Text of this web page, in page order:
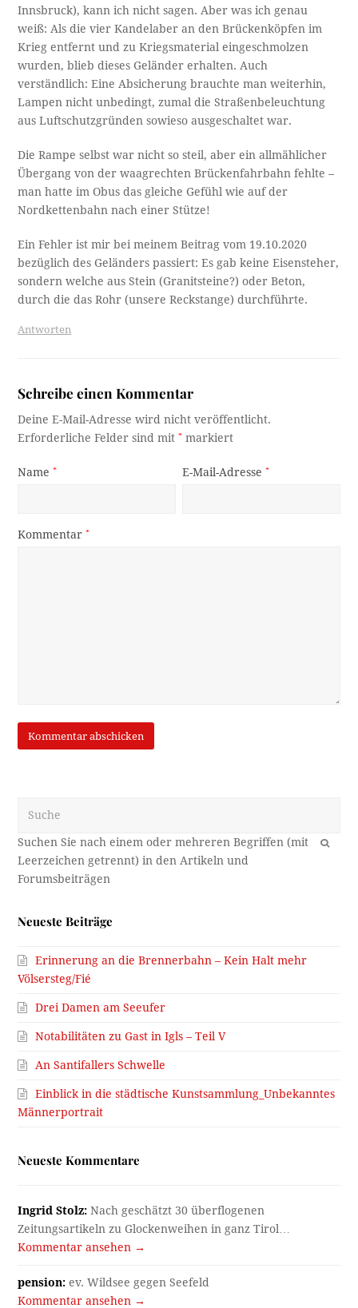
Innsbruck), kann ich nicht sagen. Aber was ich genau
weiß: Als die vier Kandelaber an den Brückenköpfen im
Krieg entfernt und zu Kriegsmaterial eingeschmolzen
wurden, blieb dieses Geländer erhalten. Auch
verständlich: Eine Absicherung brauchte man weiterhin,
Lampen nicht unbedingt, zumal die Straßenbeleuchtung
aus Luftschutzgründen sowieso ausgeschaltet war.
Die Rampe selbst war nicht so steil, aber ein allmählicher
Übergang von der waagrechten Brückenfahrbahn fehlte –
man hatte im Obus das gleiche Gefühl wie auf der
Nordkettenbahn nach einer Stütze!
Ein Fehler ist mir bei meinem Beitrag vom 19.10.2020
bezüglich des Geländers passiert: Es gab keine Eisensteher,
sondern welche aus Stein (Granitsteine?) oder Beton,
durch die das Rohr (unsere Reckstange) durchführte.
Antworten
Schreibe einen Kommentar
Deine E-Mail-Adresse wird nicht veröffentlicht.
Erforderliche Felder sind mit* markiert
Name* E-Mail-Adresse*
Kommentar*
OK
Neueste Beiträge
Erinnerung an die Brennerbahn – Kein Halt mehr
Völsersteg/Fié
Drei Damen am Seeufer
Notabilitäten zu Gast in Igls – Teil V
An Santifallers Schwelle
Einblick in die städtische Kunstsammlung_Unbekanntes
Männerportrait
Neueste Kommentare
Ingrid Stolz: Nach geschätzt 30 überflogenen
Zeitungsartikeln zu Glockenweihen in ganz Tirol…
Kommentar ansehen →
pension: ev. Wildsee gegen Seefeld
Kommentar ansehen →